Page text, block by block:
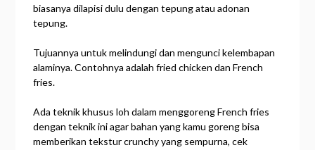
biasanya dilapisi dulu dengan tepung atau adonan
tepung.
Tujuannya untuk melindungi dan mengunci kelembapan
alaminya. Contohnya adalah fried chicken dan French
fries.
Ada teknik khusus loh dalam menggoreng French fries
dengan teknik ini agar bahan yang kamu goreng bisa
memberikan tekstur crunchy yang sempurna, cek